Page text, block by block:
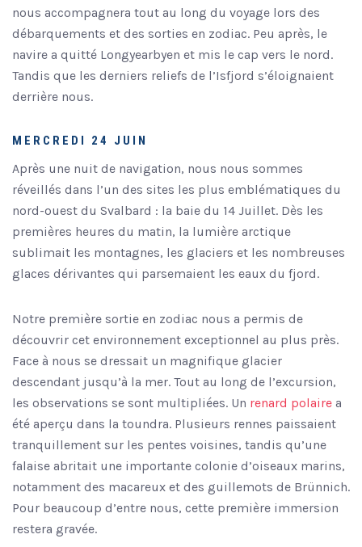
nous accompagnera tout au long du voyage lors des
débarquements et des sorties en zodiac. Peu après, le
navire a quitté Longyearbyen et mis le cap vers le nord.
Tandis que les derniers reliefs de l’Isfjord s’éloignaient
derrière nous.
MERCREDI 24 JUIN
Après une nuit de navigation, nous nous sommes
réveillés dans l’un des sites les plus emblématiques du
nord-ouest du Svalbard : la baie du 14 Juillet. Dès les
premières heures du matin, la lumière arctique
sublimait les montagnes, les glaciers et les nombreuses
glaces dérivantes qui parsemaient les eaux du fjord.
Notre première sortie en zodiac nous a permis de
découvrir cet environnement exceptionnel au plus près.
Face à nous se dressait un magnifique glacier
descendant jusqu’à la mer. Tout au long de l’excursion,
les observations se sont multipliées. Un renard polaire a
été aperçu dans la toundra. Plusieurs rennes paissaient
tranquillement sur les pentes voisines, tandis qu’une
falaise abritait une importante colonie d’oiseaux marins,
notamment des macareux et des guillemots de Brünnich.
Pour beaucoup d’entre nous, cette première immersion
restera gravée.